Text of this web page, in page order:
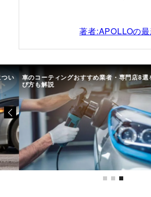
著者:APOLLOの
い 車のコーティングおすすめ業者・専門店8選
び方も解説